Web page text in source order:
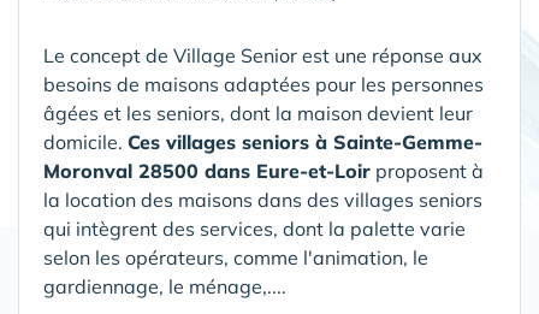
Le concept de Village Senior est une réponse aux
besoins de maisons adaptées pour les personnes
âgées et les seniors, dont la maison devient leur
domicile. Ces villages seniors à Sainte-Gemme-
Moronval 28500 dans Eure-et-Loir proposent à
la location des maisons dans des villages seniors
qui intègrent des services, dont la palette varie
selon les opérateurs, comme l'animation, le
gardiennage, le ménage,....